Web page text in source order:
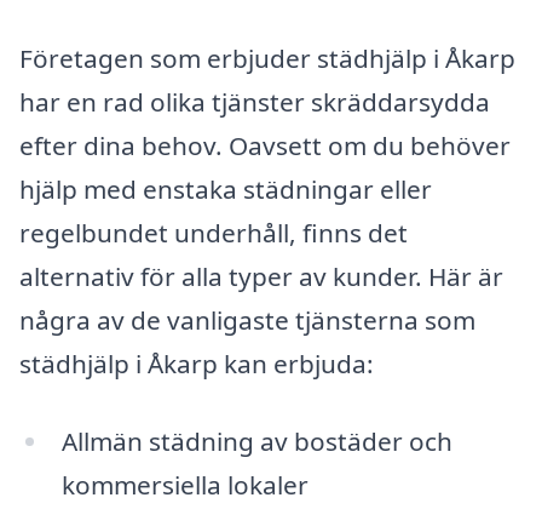
Företagen som erbjuder städhjälp i Åkarp
har en rad olika tjänster skräddarsydda
efter dina behov. Oavsett om du behöver
hjälp med enstaka städningar eller
regelbundet underhåll, finns det
alternativ för alla typer av kunder. Här är
några av de vanligaste tjänsterna som
städhjälp i Åkarp kan erbjuda:
Allmän städning av bostäder och
kommersiella lokaler